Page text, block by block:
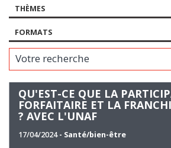
THÈMES
FORMATS
Votre recherche
QU'EST-CE QUE LA
FORFAITAIRE ET LA
? AVEC L'UNAF
17/04/2024 - Santé/bien-être